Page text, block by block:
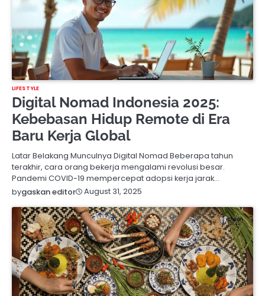
LIFESTYLE
Digital Nomad Indonesia 2025:
Kebebasan Hidup Remote di Era
Baru Kerja Global
Latar Belakang Munculnya Digital Nomad Beberapa tahun
terakhir, cara orang bekerja mengalami revolusi besar.
Pandemi COVID-19 mempercepat adopsi kerja jarak…
bygaskan editor August 31, 2025